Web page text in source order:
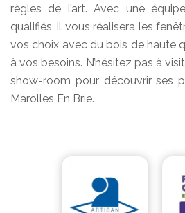
règles de l’art. Avec une
qualifiés, il vous réalisera les
vos choix avec du bois de haute
à vos besoins. N’hésitez pas à
show-room pour découvrir ses
Marolles En Brie.